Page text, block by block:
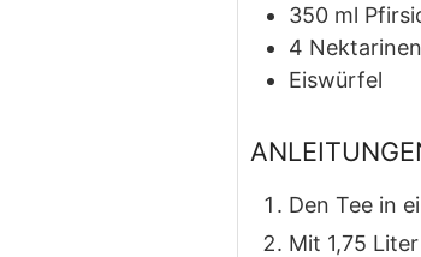
350 ml
4 Nektarinen
Eiswürfel
Den Tee in
Mit 1,75